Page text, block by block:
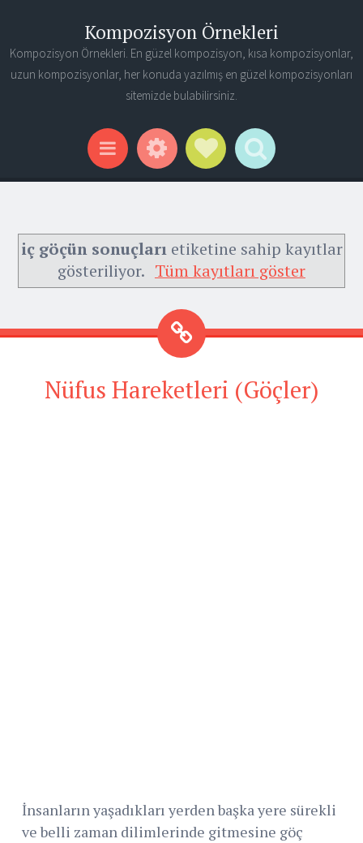
Kompozisyon Örnekleri
Kompozisyon Örnekleri. En güzel kompozisyon, kısa kompozisyonlar,
uzun kompozisyonlar, her konuda yazılmış en güzel kompozisyonları
sitemizde bulabilirsiniz.
Menu WidgetsSocial Links
Search
iç göçün sonuçlarıetiketine sahip kayıtlar
gösteriliyor. Tüm kayıtları göster
Nüfus Hareketleri (Göçler)
İnsanların yaşadıkları yerden başka yere sürekli
ve belli zaman dilimlerinde gitmesine göç